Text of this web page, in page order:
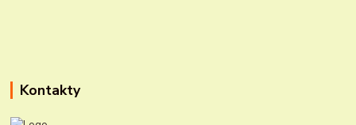
Kontakty